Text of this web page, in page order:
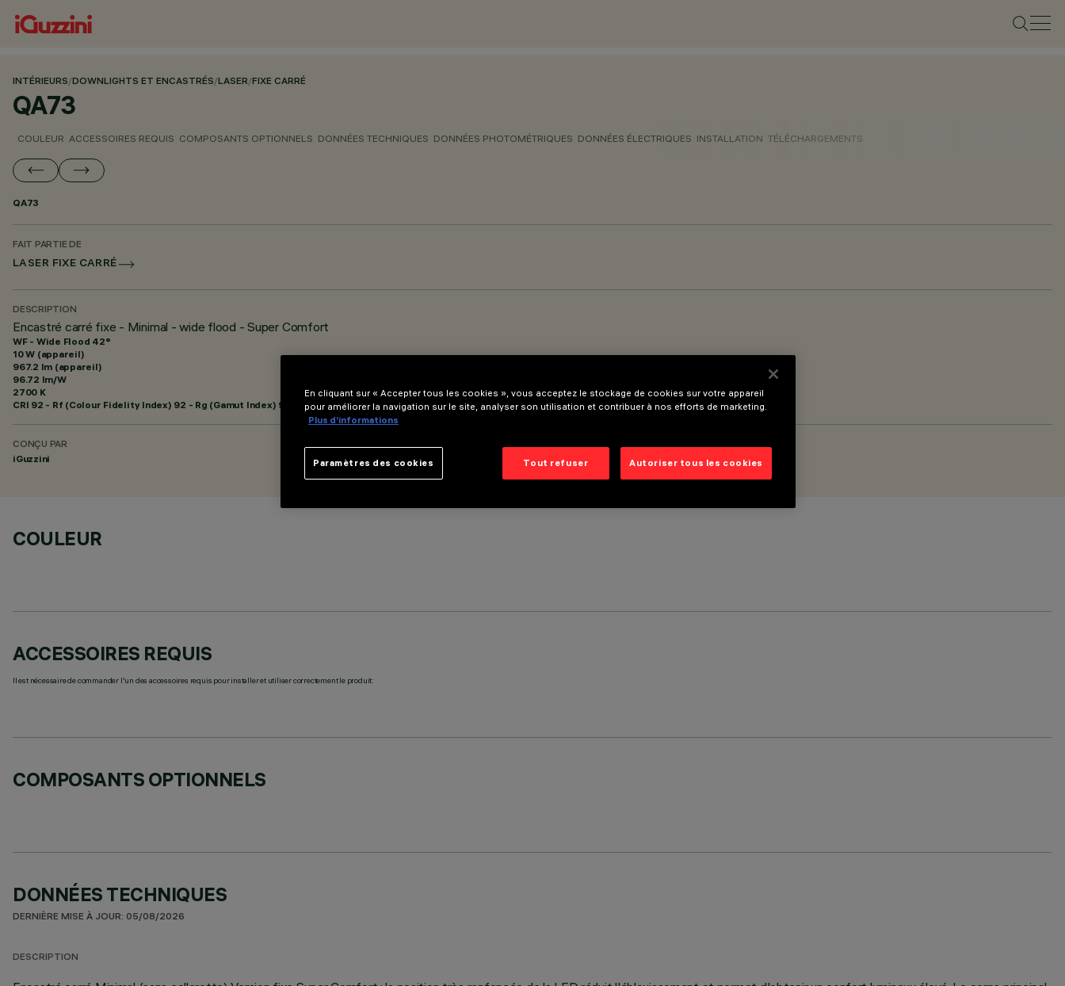
INTÉRIEURS/DOWNLIGHTS ET ENCASTRÉS/LASER/FIXE CARRÉ
QA73
COULEUR ACCESSOIRES REQUIS COMPOSANTS OPTIONNELS DONNÉES TECHNIQUES DONNÉES PHOTOMÉTRIQUES DONNÉES ÉLECTRIQUES INSTALLATION TÉLÉCHARGEMENTS
QA73
FAIT PARTIE DE
LASER FIXE CARRÉ
DESCRIPTION
Encastré carré fixe - Minimal - wide flood - Super Comfort
WF - Wide Flood 42°
10 W (appareil)
967.2 lm (appareil)
96.72 lm/W
2700 K
CRI 92 - Rf (Colour Fidelity Index) 92 - Rg (Gamut Index) 99
CONÇU PAR
iGuzzini
COULEUR
ACCESSOIRES REQUIS
Il est nécessaire de commander l'un des accessoires requis pour installer et utiliser correctement le produit:
COMPOSANTS OPTIONNELS
DONNÉES TECHNIQUES
DERNIÈRE MISE À JOUR: 05/08/2026
DESCRIPTION
En cliquant sur « Accepter tous les cookies », vous acceptez le stockage de cookies sur votre appareil
pour améliorer la navigation sur le site, analyser son utilisation et contribuer à nos efforts de marketing.
Plus d’informations
Tout refuser Autoriser tous les cookies
Paramètres des cookies